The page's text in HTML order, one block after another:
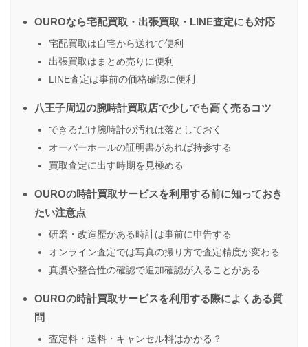
OUROなら宅配買取・出張買取・LINE査定にも対応
宅配買取は自宅から送れて便利
出張買取はまとめ売りに便利
LINE査定は事前の価格確認に便利
八王子周辺の腕時計買取店で少しでも高く売るコツ
できるだけ腕時計の汚れは落としておく
オーバーホールの証明書があれば持参する
買取査定に出す時期を見極める
OUROの時計買取サービスを利用する前に知っておき
たい注意点
研磨・改造歴がある時計は事前に申告する
オンライン査定では写真の撮り方で査定精度が変わる
真贋や整合性の確認で追加確認が入ることがある
OUROの時計買取サービスを利用する際によくある質
問
査定料・送料・キャンセル料はかかる？